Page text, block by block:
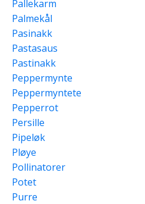
Pallekarm
Palmekål
Pasinakk
Pastasaus
Pastinakk
Peppermynte
Peppermyntete
Pepperrot
Persille
Pipeløk
Pløye
Pollinatorer
Potet
Purre